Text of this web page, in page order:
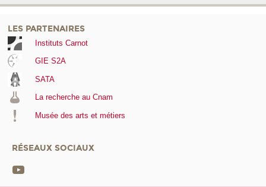
LES PARTENAIRES
Instituts Carnot
GIE S2A
SATA
La recherche au Cnam
Musée des arts et métiers
RÉSEAUX SOCIAUX